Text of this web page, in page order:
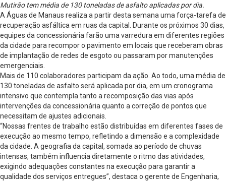
Mutirão tem média de 130 toneladas de asfalto aplicadas por dia.
A Águas de Manaus realiza a partir desta semana uma força-tarefa de
recuperação asfáltica em ruas da capital. Durante os próximos 30 dias,
equipes da concessionária farão uma varredura em diferentes regiões
da cidade para recompor o pavimento em locais que receberam obras
de implantação de redes de esgoto ou passaram por manutenções
emergenciais.
Mais de 110 colaboradores participam da ação. Ao todo, uma média de
130 toneladas de asfalto será aplicada por dia, em um cronograma
intensivo que contempla tanto a recomposição das vias após
intervenções da concessionária quanto a correção de pontos que
necessitam de ajustes adicionais.
“Nossas frentes de trabalho estão distribuídas em diferentes fases de
execução ao mesmo tempo, refletindo a dimensão e a complexidade
da cidade. A geografia da capital, somada ao período de chuvas
intensas, também influencia diretamente o ritmo das atividades,
exigindo adequações constantes na execução para garantir a
qualidade dos serviços entregues”, destaca o gerente de Engenharia,